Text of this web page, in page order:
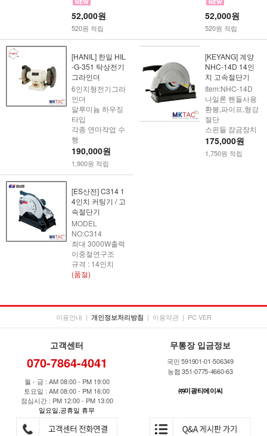
52,000원
520원 적립
52,000원
520원 적립
[HANIL] 한일 HIL
-G-351 탁상전기
그라인더
6인치형전기그라
인더
알루미늄 하우징
타입
각종 연마작업 수
행
190,000원
1,900원 적립
[KEYANG] 계양
NHC-14D 14인
치 고속절단기
Item:NHC-14D
나일론 핸들사용
환봉,파이프,형강
절단
스핀들 잠금장치
175,000원
1,750원 적립
[ES산전] C314 1
4인치 커팅기 / 고
속절단기
MODEL
NO:C314
최대 3000W출력
이중절연구조
규격 : 14인치
(품절)
이용안내 | 개인정보처리방침 | 이용약관 | PC VER
고객센터
070-7864-4041
월 - 금 : AM 08:00 - PM 19:00
토요일 : AM 08:00 - PM 16:00
점심시간 : PM 12:00 - PM 13:00
일요일,공휴일 휴무
무통장 입금정보
국민 591901-01-506349
농협 351-0775-4660-63
㈜미광티에이씨